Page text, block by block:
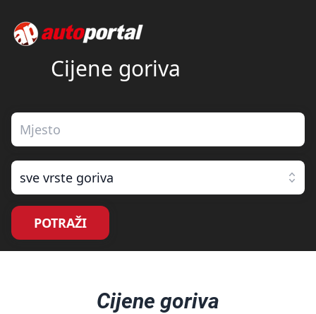
Cijene goriva
sve vrste goriva
POTRAŽI
Cijene goriva